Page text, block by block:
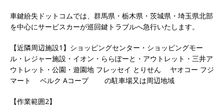
車鍵紛失ドットコムでは、群馬県・栃木県・茨城県・埼玉県北部
を中心にサービスカーが巡回鍵トラブルへ急行いたします。
【近隣周辺施設1】ショッピングセンター・ショッピングモー
ル・レジャー施設・イオン・ららぽーと・アウトレット・三井ア
ウトレット・公園・遊園地 フレッセイ とりせん ヤオコー フジ
マート ベルク Aコープ の駐車場又は周辺地域
【作業範囲2】